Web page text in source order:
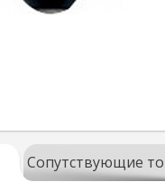
Сопутствующие